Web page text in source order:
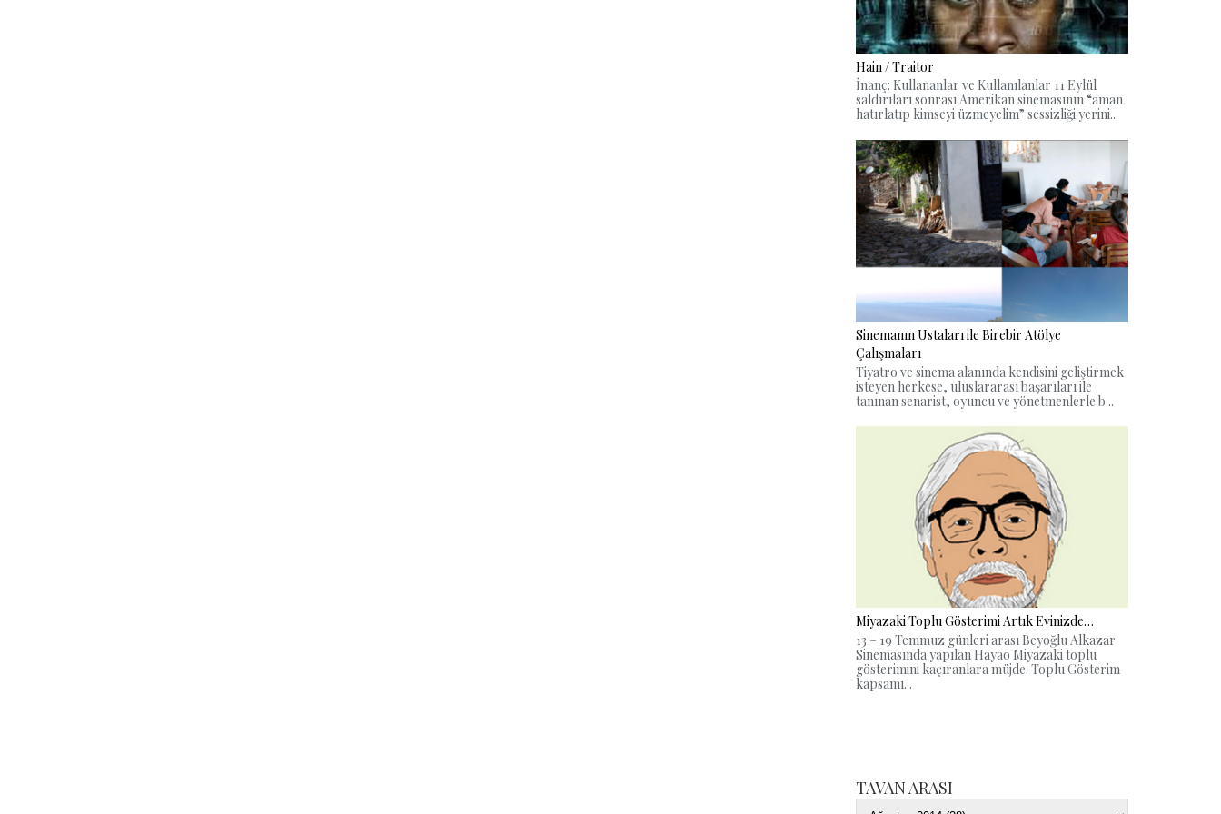
Hain / Traitor
İnanç: Kullananlar ve Kullanılanlar 11 Eylül
saldırıları sonrası Amerikan sinemasının “aman
hatırlatıp kimseyi üzmeyelim” sessizliği yerini...
Sinemanın Ustaları ile Birebir Atölye
Çalışmaları
Tiyatro ve sinema alanında kendisini geliştirmek
isteyen herkese, uluslararası başarıları ile
tanınan senarist, oyuncu ve yönetmenlerle b...
Miyazaki Toplu Gösterimi Artık Evinizde…
13 – 19 Temmuz günleri arası Beyoğlu Alkazar
Sinemasında yapılan Hayao Miyazaki toplu
gösterimini kaçıranlara müjde. Toplu Gösterim
kapsamı...
TAVAN ARASI